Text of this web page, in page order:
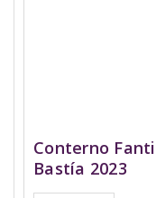
Conterno
Bastía 2023